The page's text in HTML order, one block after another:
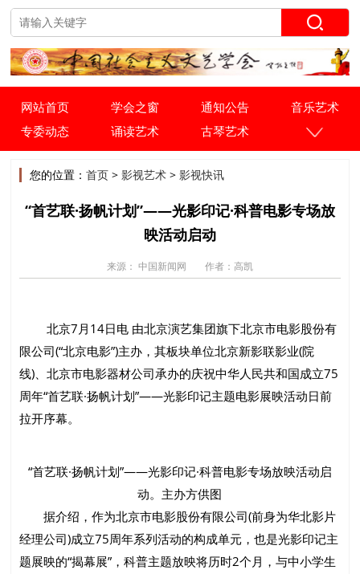
网站首页 学会之窗 通知公告
音乐艺术
专委动态
诵读艺术 古琴艺术
您的位置：首页 >影视艺术 >影视快讯
“首艺联·扬帆计划”——光影印记·科普电影专场放
映活动启动
来源： 中国新闻网 作者：高凯
北京7月14日电 由北京演艺集团旗下北京市电影股份有
限公司(“北京电影”)主办，其板块单位北京新影联影业(院
线)、北京市电影器材公司承办的庆祝中华人民共和国成立75
周年“首艺联·扬帆计划”——光影印记主题电影展映活动日前
拉开序幕。
“首艺联·扬帆计划”——光影印记·科普电影专场放映活动启
动。主办方供图
据介绍，作为北京市电影股份有限公司(前身为华北影片
经理公司)成立75周年系列活动的构成单元，也是光影印记主
题展映的“揭幕展”，科普主题放映将历时2个月，与中小学生